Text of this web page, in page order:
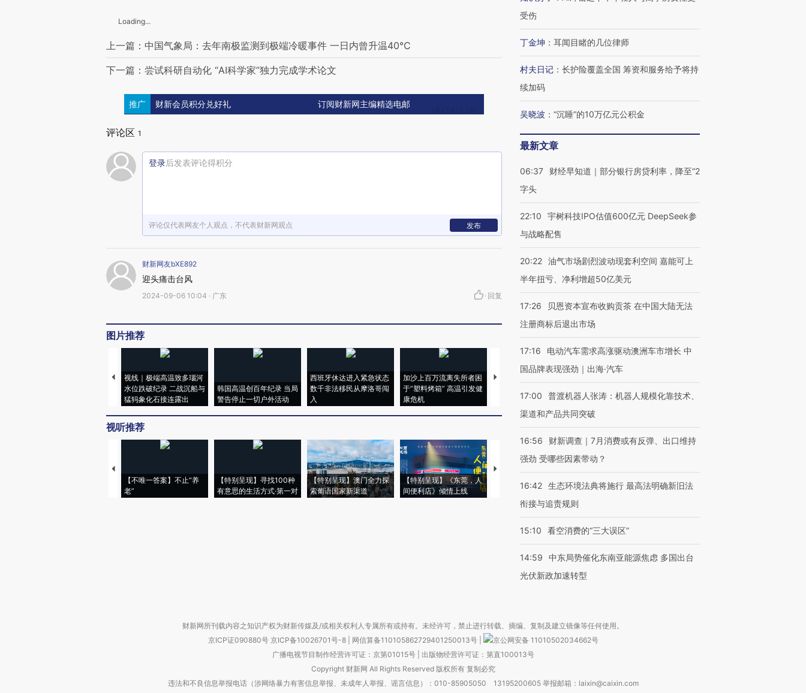
Loading...
上一篇：中国气象局：去年南极监测到极端冷暖事件 一日内曾升温40℃
下一篇：尝试科研自动化 “AI科学家”独力完成学术论文
推广 财新会员积分兑好礼 订阅财新网主编精选电邮
评论区 1
登录后发表评论得积分
评论仅代表网友个人观点，不代表财新网观点 发布
财新网友bXE892
迎头痛击台风
2024-09-06 10:04 · 广东 · 回复
图片推荐
视线｜极端高温致多瑙河
水位跌破纪录 二战沉船与
猛犸象化石接连露出
韩国高温创百年纪录 当局
警告停止一切户外活动
西班牙休达进入紧急状态
数千非法移民从摩洛哥闯
入
加沙上百万流离失所者困
于“塑料烤箱” 高温引发健
康危机
视线｜HYROX的吸金
心“花钱找虐”？
毒品
育部长拱下台
视听推荐
【不唯一答案】不止“养
老”
【特别呈现】寻找100种
有意思的生活方式·第一对
【特别呈现】澳门全力探
索葡语国家新渠道
【特别呈现】《东莞，人
间便利店》倾情上线
【推广】走进第四届链博
会，让数智科技“链”接产
【特别呈现】寻找100种
有意思的生活方式·第三对
CFO：不靠规模取胜，华
住三大增长引擎是什么？
受伤
丁金坤 ： 耳闻目睹的几位律师
村夫日记 ： 长护险覆盖全国 筹资和服务给予将持
续加码
吴晓波 ： “沉睡”的10万亿元公积金
最新文章
06:37
财经早知道｜部分银行房贷利率，降至“2
字头
22:10
宇树科技IPO估值600亿元 DeepSeek参
与战略配售
20:22 油气市场剧烈波动现套利空间 嘉能可上
半年扭亏、净利增超50亿美元
17:26
贝恩资本宣布收购贡茶 在中国大陆无法
注册商标后退出市场
17:16
电动汽车需求高涨驱动澳洲车市增长 中
国品牌表现强劲｜出海·汽车
17:00
普渡机器人张涛：机器人规模化靠技术、
渠道和产品共同突破
16:56
财新调查｜7月消费或有反弹、出口维持
强劲 受哪些因素带动？
16:42 生态环境法典将施行 最高法明确新旧法
衔接与追责规则
15:10 看空消费的“三大误区”
14:59
中东局势催化东南亚能源焦虑 多国出台
光伏新政加速转型
财新网所刊载内容之知识产权为财新传媒及/或相关权利人专属所有或持有。未经许可，禁止进行转载、摘编、复制及建立镜像等任何使用。
京ICP证090880号 京ICP备10026701号-8 网信算备110105862729401250013号
京公网安备 11010502034662号
广播电视节目制作经营许可证：京第01015号| 出版物经营许可证：第直100013号
Copyright 财新网 All Rights Reserved 版权所有 复制必究
违法和不良信息举报电话（涉网络暴力有害信息举报、未成年人举报、谣言信息）：010-85905050 13195200605 举报邮箱：laixin@caixin.com